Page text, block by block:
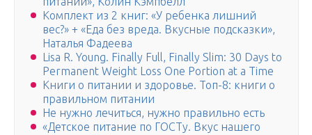
Комплект из 2 книг: «У ребенка лишний
вес?» + «Еда без вреда. Вкусные подсказки»,
Наталья Фадеева
Lisa R. Young. Finally Full, Finally Slim: 30 Days to
Permanent Weight Loss One Portion at a Time
Книги о питании и здоровье. Топ-8: книги о
правильном питании
Не нужно лечиться, нужно правильно есть
«Детское питание по ГОСТу. Вкус нашего